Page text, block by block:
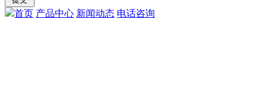
首页 产品中心 新闻动态 电话咨询